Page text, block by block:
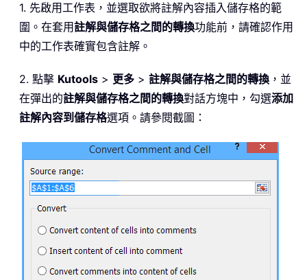
1. 先啟用工作表，並選取欲將註解內容插入儲存格的範
圍。在套用註解與儲存格之間的轉換功能前，請確認作用
中的工作表確實包含註解。
2. 點擊 Kutools > 更多 > 註解與儲存格之間的轉換 ，並
在彈出的註解與儲存格之間的轉換對話方塊中，勾選添加
註解內容到儲存格選項。請參閱截圖：